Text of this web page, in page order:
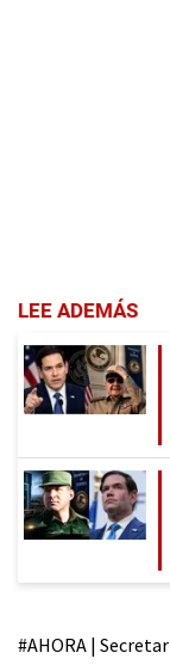
LEE ADEMÁS
#AHORA |